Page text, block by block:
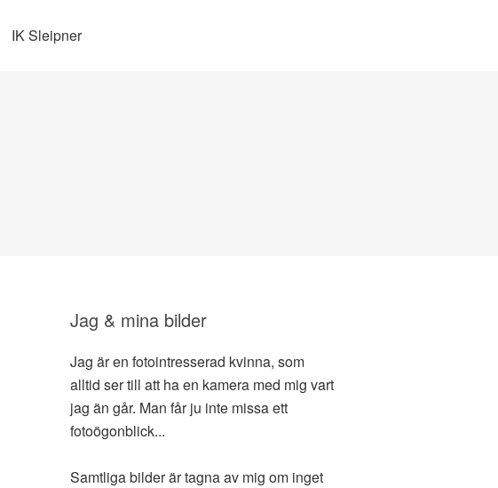
IK Sleipner
Jag & mina bilder
Jag är en fotointresserad kvinna, som
alltid ser till att ha en kamera med mig vart
jag än går. Man får ju inte missa ett
fotoögonblick...
Samtliga bilder är tagna av mig om inget